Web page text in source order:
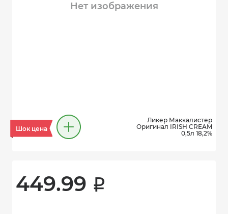
Нет изображения
Шок цена
Ликер Маккалистер
Оригинал IRISH CREAM
0,5л 18,2%
449.99 i